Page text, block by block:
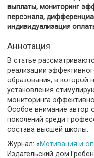
выплаты, мониторинг
персонала,
индивидуализация
Аннотация
В статье
реализации
образования, в которой
установления
мониторинга
Особое внимание автор
поколений среди
состава высшей школы.
Журнал: «Мотивация и
Издательский дом